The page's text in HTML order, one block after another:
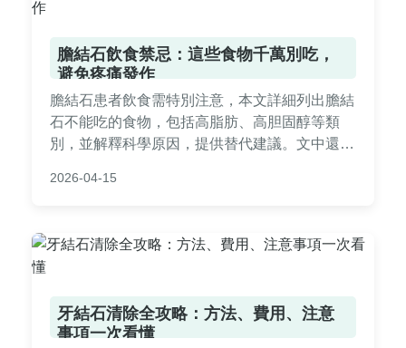
膽結石飲食禁忌：這些食物千萬別吃，
避免疼痛發作
膽結石患者飲食需特別注意，本文詳細列出膽結
石不能吃的食物，包括高脂肪、高胆固醇等類
別，並解釋科學原因，提供替代建議。文中還包
作，改善生活品質。適合膽結石患者及家屬參
2026-04-15
牙結石清除全攻略：方法、費用、注意
事項一次看懂